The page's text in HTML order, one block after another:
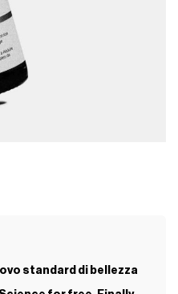
standard di bellezza